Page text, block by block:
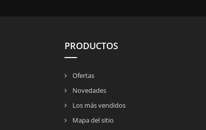
PRODUCTOS
Ofertas
Novedades
Los más vendidos
Mapa del sitio